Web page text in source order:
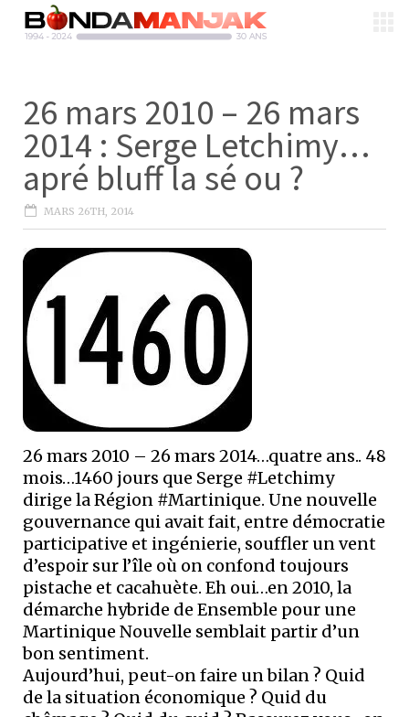
26 mars 2010 – 26 mars
2014 : Serge Letchimy…
apré bluff la sé ou ?
MARS 26TH, 2014
26 mars 2010 – 26 mars 2014…quatre ans.. 48
mois…1460 jours que Serge #Letchimy
dirige la Région #Martinique. Une nouvelle
gouvernance qui avait fait, entre démocratie
participative et ingénierie, souffler un vent
d’espoir sur l’île où on confond toujours
pistache et cacahuète. Eh oui…en 2010, la
démarche hybride de Ensemble pour une
Martinique Nouvelle semblait partir d’un
bon sentiment.
Aujourd’hui, peut-on faire un bilan ? Quid
de la situation économique ? Quid du